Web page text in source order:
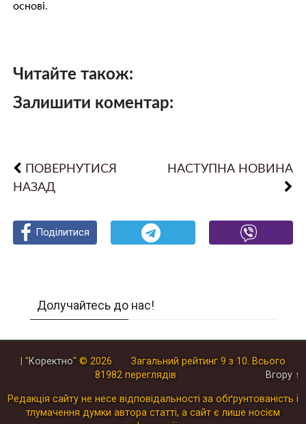
основі.
Читайте також:
Залишити коментар:
ПОВЕРНУТИСЯ
НАЗАД
НАСТУПНА НОВИНА
Поділитися
Поділитися
Поділитися
Долучайтесь до нас!
| "Коректно" © 2026 Загальний рейтинг 9 з 10. Всього
81982 переглядів Вгору ↑
Редакція сайту не несе відповідальності за обґрунтованість і
тлумачення думки автора статті, а сайт є лише носієм